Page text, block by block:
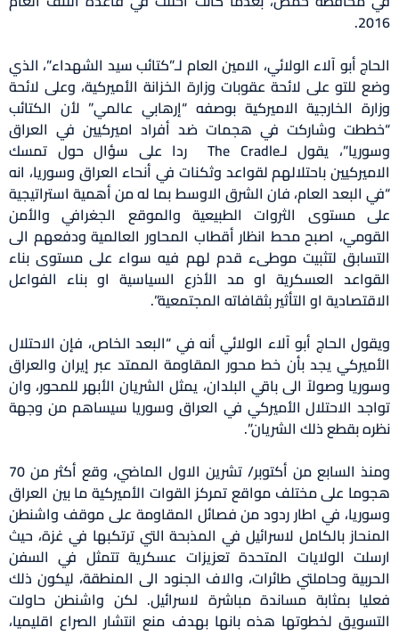
2016.
الحاج أبو آلاء الولائي، الامين العام لـ”كتائب سيد الشهداء”، الذي
وضع للتو على لائحة عقوبات وزارة الخزانة الأميركية، وعلى لائحة
وزارة الخارجية الاميركية بوصفه “إرهابي عالمي” لأن الكتائب
“خططت وشاركت في هجمات ضد أفراد اميركيين في العراق
وسوريا”، يقول لـThe Cradle ردا على سؤال حول تمسك
الاميركيين باحتلالهم لقواعد وثكنات في أنحاء العراق وسوريا، انه
“في البعد العام، فان الشرق الاوسط بما له من أهمية استراتيجية
على مستوى الثروات الطبيعية والموقع الجغرافي والأمن
القومي، اصبح محط انظار أقطاب المحاور العالمية ودفعهم الى
التسابق لتثبيت موطىء قدم لهم فيه سواء على مستوى بناء
القواعد العسكرية او مد الأذرع السياسية او بناء الفواعل
الاقتصادية او التأثير بثقافاته المجتمعية”.
ويقول الحاج أبو آلاء الولائي أنه في “البعد الخاص، فإن الاحتلال
الأميركي يجد بأن خط محور المقاومة الممتد عبر إيران والعراق
وسوريا وصولاً الى باقي البلدان، يمثل الشريان الأبهر للمحور، وان
تواجد الاحتلال الأميركي في العراق وسوريا سيساهم من وجهة
نظره بقطع ذلك الشريان”.
ومنذ السابع من أكتوبر/ تشرين الاول الماضي، وقع أكثر من 70
هجوما على مختلف مواقع تمركز القوات الأميركية ما بين العراق
وسوريا، في اطار ردود من فصائل المقاومة على موقف واشنطن
المنحاز بالكامل لاسرائيل في المذبحة التي ترتكبها في غزة، حيث
ارسلت الولايات المتحدة تعزيزات عسكرية تتمثل في السفن
الحربية وحاملتي طائرات، والاف الجنود الى المنطقة، ليكون ذلك
فعليا بمثابة مساندة مباشرة لاسرائيل. لكن واشنطن حاولت
التسويق لخطوتها هذه بانها بهدف منع انتشار الصراع اقليميا،